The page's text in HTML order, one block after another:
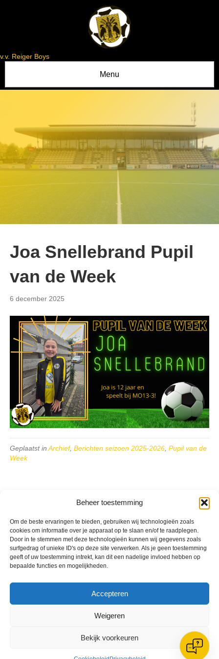
Beheer toestemming
Om de beste ervaringen te bieden, gebruiken wij technologieën zoals
cookies om informatie over je apparaat op te slaan en/of te raadplegen.
Door in te stemmen met deze technologieën kunnen wij gegevens zoals
surfgedrag of unieke ID's op deze site verwerken. Als je geen toestemming
geeft of uw toestemming intrekt, kan dit een nadelige invloed hebben op
bepaalde functies en mogelijkheden.
Accepteren
Weigeren
Bekijk voorkeuren
v.v. Reiger Boys
Menu
Joa Snellebrand Pupil
van de Week
6 december 2025
Geplaatst in Archief, Berichten seizoen 2025-2026 Pupil van de
Week
VV Reiger Boys
De Wending, Lotte Beesedijk 1
1705 NA Heerhugowaard
Google maps route
Privacybeleid